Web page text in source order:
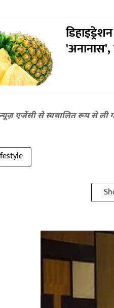
न्यूज़ एजेंसी से स्वचालित रूप से ली